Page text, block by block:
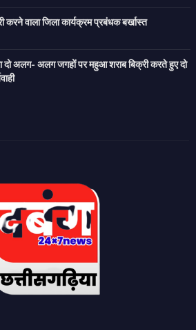
करने वाला जिला कार्यक्रम प्रबंधक बर्खास्त
दो अलग- अलग जगहों पर महुआ शराब बिक्री करते हुए दो